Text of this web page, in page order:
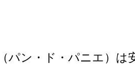
パン・ド・パニエ）は